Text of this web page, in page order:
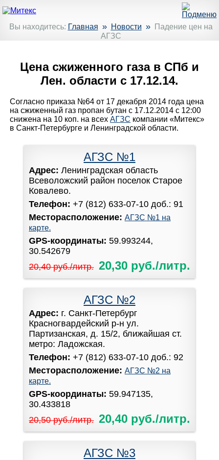
Вы находитесь: Главная » Новости »
Падение цен на
АГЗС
Цена сжиженного газа в СПб и
Лен. области с 17.12.14.
Согласно приказа №64 от 17 декабря 2014 года цена
на сжиженный газ пропан бутан с 17.12.2014 с 12:00
снижена на 10 коп. на всех АГЗС компании «Митекс»
в Санкт-Петербурге и Ленинградской области.
АГЗС №1
Адрес: Ленинградская область
Всеволожский район поселок Старое
Ковалево.
Телефон: +7 (812) 633-07-10 доб.: 91
Месторасположение: АГЗС №1 на
карте.
GPS-координаты: 59.993244,
30.542679
20,40 руб./литр. 20,30 руб./литр.
АГЗС №2
Адрес: г. Санкт-Петербург
Красногвардейский р-н ул.
Партизанская, д. 15/2, ближайшая ст.
метро: Ладожская.
Телефон: +7 (812) 633-07-10 доб.: 92
Месторасположение: АГЗС №2 на
карте.
GPS-координаты: 59.947135,
30.433818
20,50 руб./литр. 20,40 руб./литр.
АГЗС №3